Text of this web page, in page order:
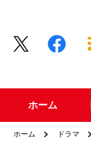
ホーム
ホーム ドラマ